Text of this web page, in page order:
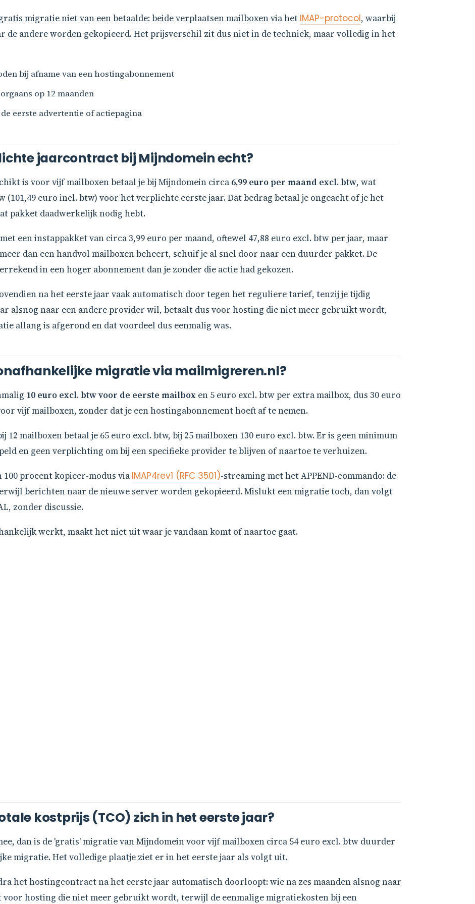
migratie niet van een betaalde: beide verplaatsen mailboxen via het IMAP-protocol, waarbij
de andere worden gekopieerd. Het prijsverschil zit dus niet in de techniek, maar volledig in het
bij afname van een hostingabonnement
op 12 maanden
eerste advertentie of actiepagina
jaarcontract bij Mijndomein echt?
is voor vijf mailboxen betaal je bij Mijndomein circa 6,99 euro per maand excl. btw, wat
(101,49 euro incl. btw) voor het verplichte eerste jaar. Dat bedrag betaal je ongeacht of je het
pakket daadwerkelijk nodig hebt.
een instappakket van circa 3,99 euro per maand, oftewel 47,88 euro excl. btw per jaar, maar
dan een handvol mailboxen beheert, schuif je al snel door naar een duurder pakket. De
in een hoger abonnement dan je zonder die actie had gekozen.
na het eerste jaar vaak automatisch door tegen het reguliere tarief, tenzij je tijdig
alsnog naar een andere provider wil, betaalt dus voor hosting die niet meer gebruikt wordt,
allang is afgerond en dat voordeel dus eenmalig was.
migratie via mailmigreren.nl?
10 euro excl. btw voor de eerste mailbox en 5 euro excl. btw per extra mailbox, dus 30 euro
vijf mailboxen, zonder dat je een hostingabonnement hoeft af te nemen.
mailboxen betaal je 65 euro excl. btw, bij 25 mailboxen 130 euro excl. btw. Er is geen minimum
en geen verplichting om bij een specifieke provider te blijven of naartoe te verhuizen.
procent kopieer-modus via IMAP4rev1 (RFC 3501)-streaming met het APPEND-commando: de
berichten naar de nieuwe server worden gekopieerd. Mislukt een migratie toch, dan volgt
zonder discussie.
werkt, maakt het niet uit waar je vandaan komt of naartoe gaat.
kostprijs (TCO) zich in het eerste jaar?
dan is de 'gratis' migratie van Mijndomein voor vijf mailboxen circa 54 euro excl. btw duurder
migratie. Het volledige plaatje ziet er in het eerste jaar als volgt uit.
het hostingcontract na het eerste jaar automatisch doorloopt: wie na zes maanden alsnog naar
hosting die niet meer gebruikt wordt, terwijl de eenmalige migratiekosten bij een